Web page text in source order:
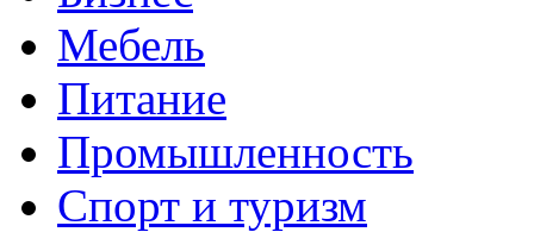
Мебель
Питание
Промышленность
Спорт и туризм